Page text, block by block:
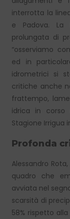
interrotta la
e Padova. La
prolungata di
“osserviamo
ed in
idrometrici si
critiche anche
frattempo,
idrica in corso
Stagione Irrigua
Profonda
Alessandro
quadro che
avviata nel
scarsità di
58% rispetto